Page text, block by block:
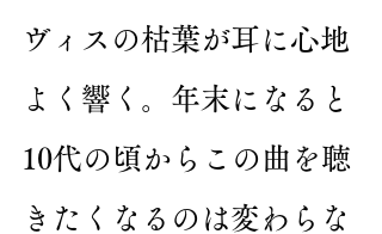
ヴィスの枯葉が耳に心地
よく響く。年末になると
10代の頃からこの曲を聴
きたくなるのは変わらな